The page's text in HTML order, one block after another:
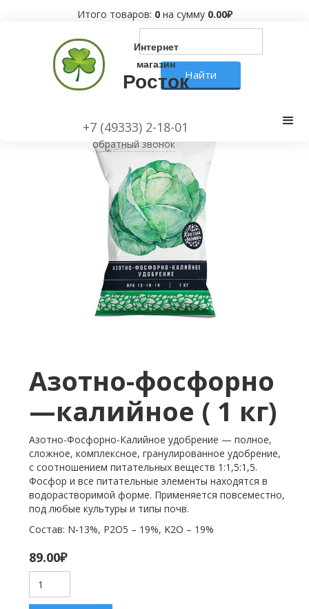
Итого товаров: 0 на сумму 0.00₽
Интернет
магазин
Росток
+7 (49333) 2-18-01
обратный звонок
Азотно-фосфорно
—калийное ( 1 кг)
Азотно-Фосфорно-Калийное удобрение — полное,
сложное, комплексное, гранулированное удобрение,
с соотношением питательных веществ 1:1,5:1,5.
Фосфор и все питательные элементы находятся в
водорастворимой форме. Применяется повсеместно,
под любые культуры и типы почв.
Состав: N-13%, P2O5 – 19%, K2O – 19%
89.00₽